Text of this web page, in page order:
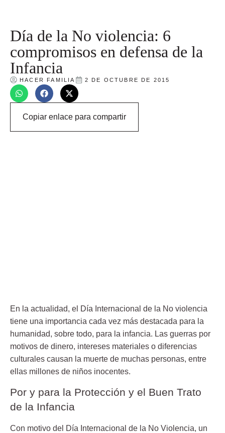
Día de la No violencia: 6
compromisos en defensa de la
Infancia
HACER FAMILIA 2 DE OCTUBRE DE 2015
Copiar enlace para compartir
En la actualidad, el Día Internacional de la No violencia
tiene una importancia cada vez más destacada para la
humanidad, sobre todo, para la infancia. Las guerras por
motivos de dinero, intereses materiales o diferencias
culturales causan la muerte de muchas personas, entre
ellas millones de niños inocentes.
Por y para la Protección y el Buen Trato
de la Infancia
Con motivo del Día Internacional de la No Violencia, un